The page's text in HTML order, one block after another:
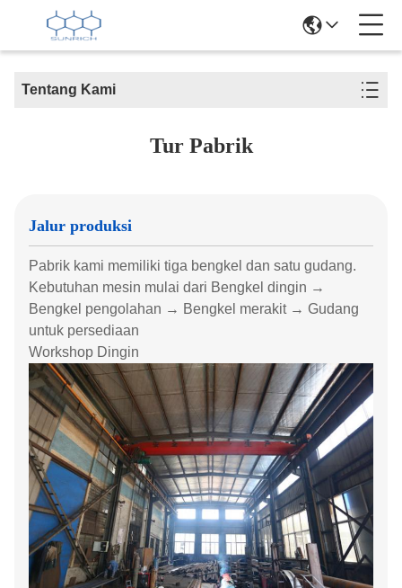
Tentang Kami
Tur Pabrik
Jalur produksi
Pabrik kami memiliki tiga bengkel dan satu gudang.
Kebutuhan mesin mulai dari Bengkel dingin →
Bengkel pengolahan → Bengkel merakit → Gudang
untuk persediaan
Workshop Dingin